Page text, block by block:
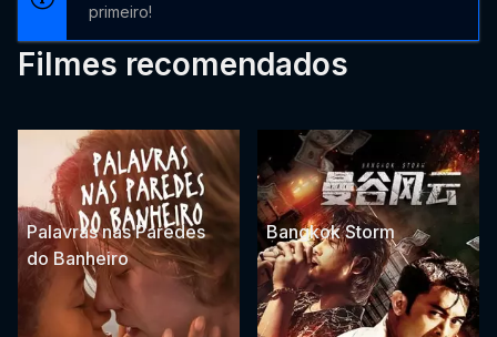
primeiro!
Filmes recomendados
Palavras nas Paredes
do Banheiro
Bangkok Storm